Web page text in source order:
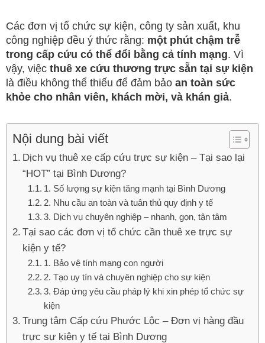
Các đơn vị tổ chức sự kiện, công ty sản xuất, khu
công nghiệp đều ý thức rằng: một phút chậm trễ
trong cấp cứu có thể đổi bằng cả tính mạng. Vì
vậy, việc thuê xe cứu thương trực sẵn tại sự kiện
là điều không thể thiếu để đảm bảo an toàn sức
khỏe cho nhân viên, khách mời, và khán giả.
Nội dung bài viết
Dịch vụ thuê xe cấp cứu trực sự kiện – Tại sao lại
“HOT” tại Bình Dương?
1. Số lượng sự kiện tăng mạnh tại Bình Dương
2. Nhu cầu an toàn và tuân thủ quy định y tế
3. Dịch vụ chuyên nghiệp – nhanh, gọn, tận tâm
Tại sao các đơn vị tổ chức cần thuê xe trực sự
kiện y tế?
1. Bảo vệ tính mạng con người
2. Tạo uy tín và chuyên nghiệp cho sự kiện
3. Đáp ứng yêu cầu pháp lý khi xin phép tổ chức sự
kiện
Trung tâm Cấp cứu Phước Lộc – Đơn vị hàng đầu
trực sự kiện y tế tại Bình Dương